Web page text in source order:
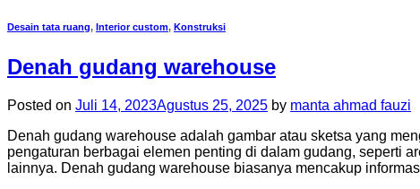
Desain tata ruang, Interior custom, Konstruksi
Denah gudang warehouse
Posted on Juli 14, 2023Agustus 25, 2025 by manta ahmad fauzi
Denah gudang warehouse adalah gambar atau sketsa yang
pengaturan berbagai elemen penting di dalam gudang, seperti
lainnya. Denah gudang warehouse biasanya mencakup